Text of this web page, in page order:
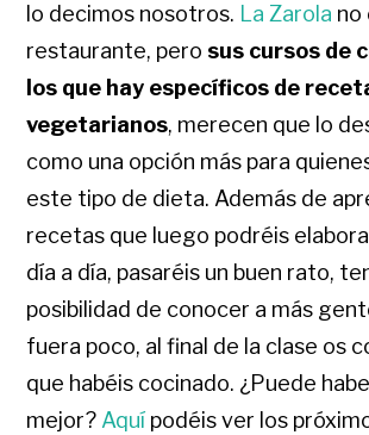
lo decimos nosotros. La Zarola no
restaurante, pero sus cursos de
los que hay específicos de
vegetarianos, merecen que lo
como una opción más para
este tipo de dieta. Además de
recetas que luego podréis
día a día, pasaréis un buen rato,
posibilidad de conocer a más
fuera poco, al final de la clase os
que habéis cocinado. ¿Puede
mejor? Aquí podéis ver los